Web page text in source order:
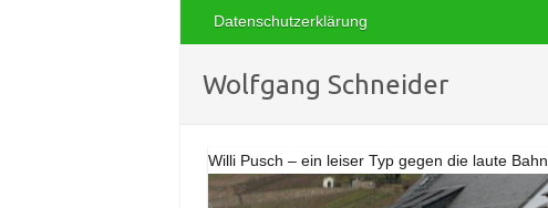
Datenschutzerklärung
Wolfgang Schneider
Willi Pusch – ein leiser Typ gegen die laute Bahn